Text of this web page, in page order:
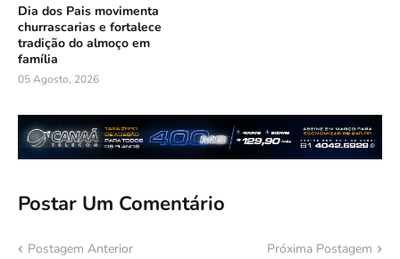
Dia dos Pais movimenta
churrascarias e fortalece
tradição do almoço em
família
05 Agosto, 2026
Postar Um Comentário
Postagem Anterior Próxima Postagem